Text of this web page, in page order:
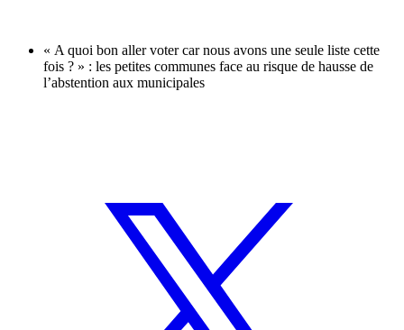
« A quoi bon aller voter car nous avons une seule liste cette
fois ? » : les petites communes face au risque de hausse de
l’abstention aux municipales